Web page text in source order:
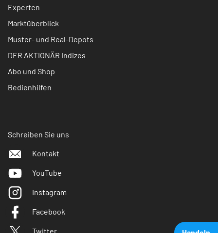
Experten
Marktüberblick
Muster- und Real-Depots
DER AKTIONÄR Indizes
Abo und Shop
Bedienhilfen
Schreiben Sie uns
Kontakt
YouTube
Instagram
Facebook
Twitter